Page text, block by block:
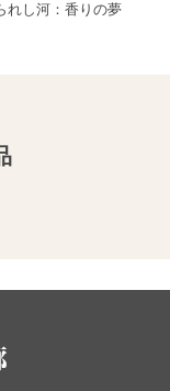
れし河：香りの夢